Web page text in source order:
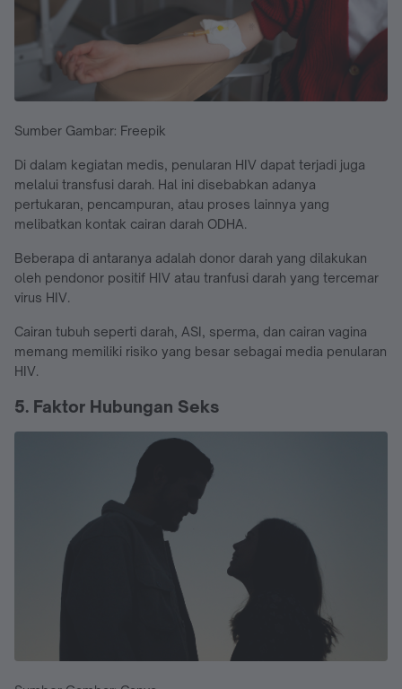
Sumber Gambar: Freepik
Di dalam kegiatan medis, penularan HIV dapat terjadi juga
melalui transfusi darah. Hal ini disebabkan adanya
pertukaran, pencampuran, atau proses lainnya yang
melibatkan kontak cairan darah ODHA.
Beberapa di antaranya adalah donor darah yang dilakukan
oleh pendonor positif HIV atau tranfusi darah yang tercemar
virus HIV.
Cairan tubuh seperti darah, ASI, sperma, dan cairan vagina
memang memiliki risiko yang besar sebagai media penularan
HIV.
5. Faktor Hubungan Seks